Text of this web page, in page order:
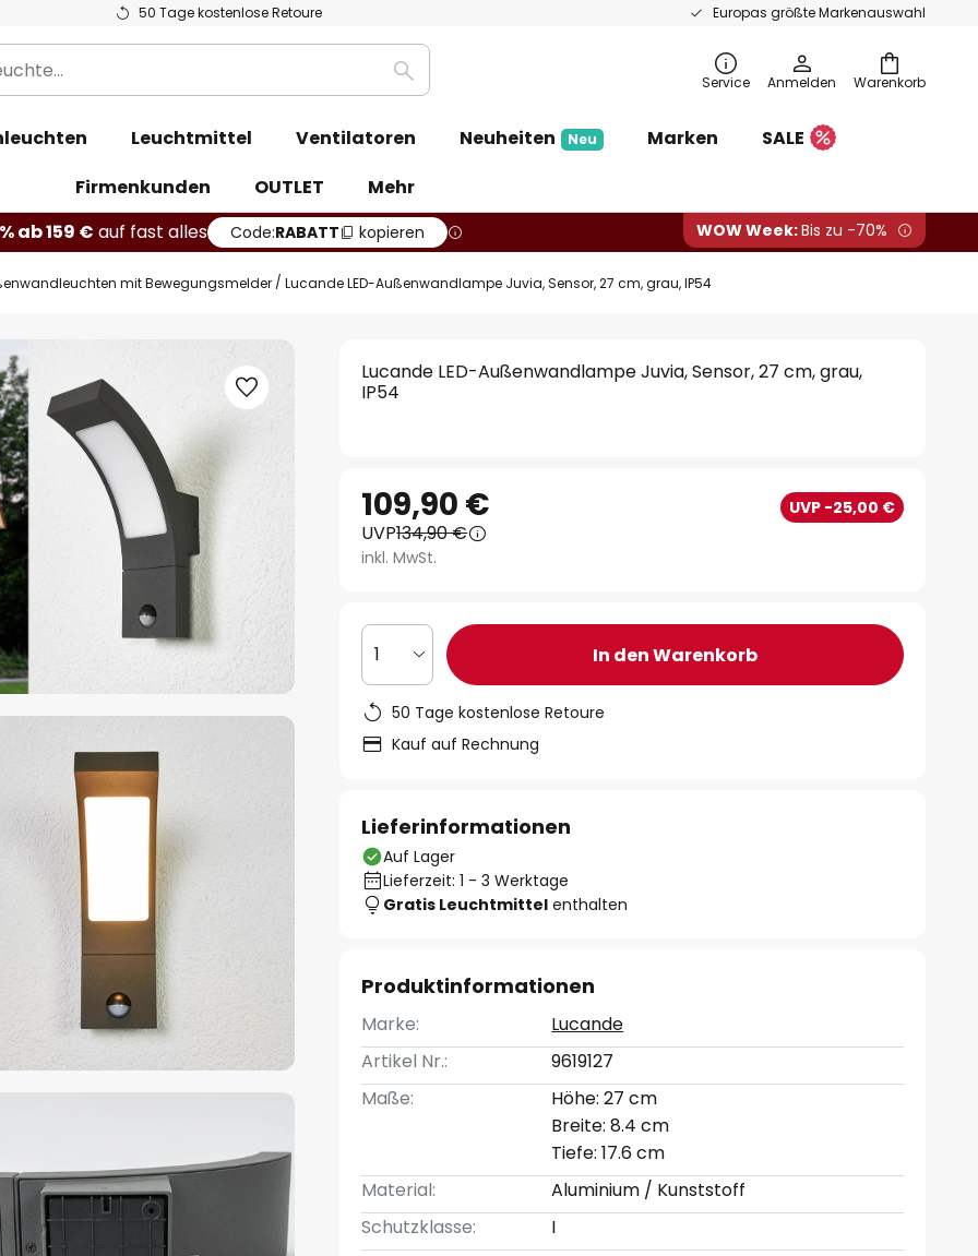
50 Tage kostenlose Retoure Europas größte Markenauswahl
Warenkorb
Suche Service Anmelden
Leuchtmittel Ventilatoren Neuheiten Neu Marken
SALE
Firmenkunden
OUTLET
Mehr
ab 159 € auf fast alles Code:RABATT kopieren WOW Week:Bis zu -70%
mit Bewegungsmelder Lucande LED-Außenwandlampe Juvia, Sensor, 27 cm, grau, IP54
Lucande LED-Außenwandlampe Juvia, Sensor, 27 cm, grau,
IP54
109,90 € UVP -25,00 €
UVP134,90 €
inkl. MwSt.
1 In den Warenkorb
50 Tage kostenlose Retoure
Kauf auf Rechnung
Lieferinformationen
Auf Lager
Lieferzeit: 1 - 3 Werktage
Gratis Leuchtmittel enthalten
Produktinformationen
Marke:
Lucande
Artikel Nr.:
9619127
Maße:
Höhe: 27 cm
Breite: 8.4 cm
Tiefe: 17.6 cm
Material:
Aluminium / Kunststoff
Schutzklasse:
I